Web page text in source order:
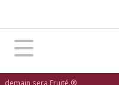
demain sera Fruité.®